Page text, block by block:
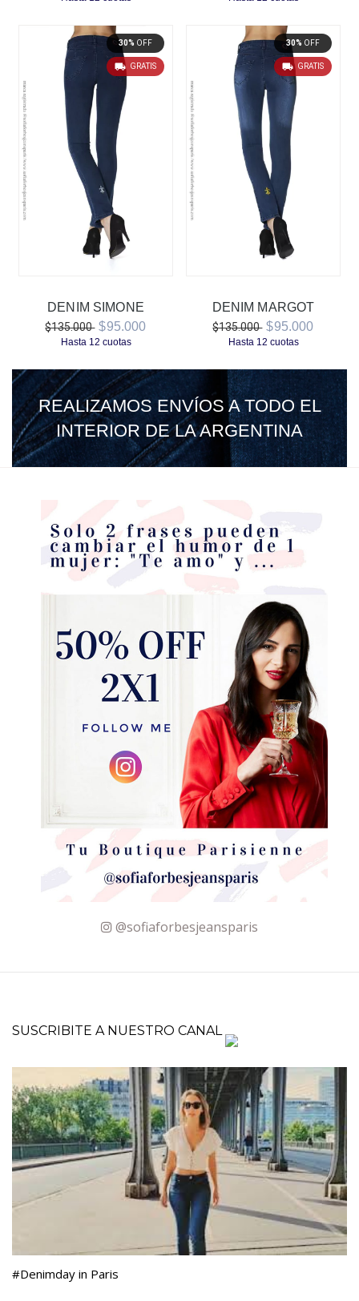
30% OFF
GRATIS
DENIM SIMONE
$135.000 $95.000
Hasta 12 cuotas
30% OFF
GRATIS
DENIM MARGOT
$135.000 $95.000
Hasta 12 cuotas
REALIZAMOS ENVÍOS A TODO EL
INTERIOR DE LA ARGENTINA
@sofiaforbesjeansparis
SUSCRIBITE A NUESTRO CANAL
#Denimday in Paris